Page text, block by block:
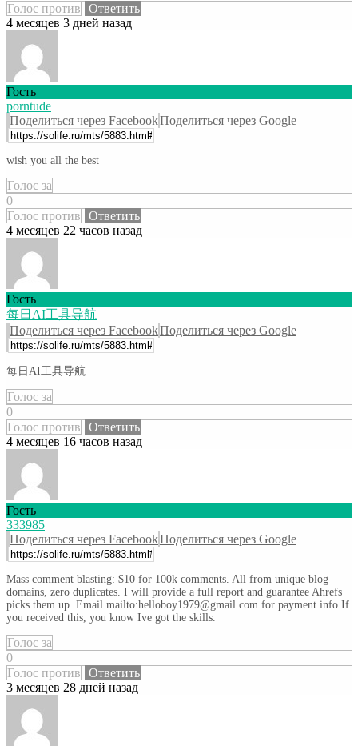
Голос против
Ответить
4 месяцев 3 дней назад
Гость
porntude
Поделиться через FacebookПоделиться через Google
wish you all the best
Голос за
0
Голос против
Ответить
4 месяцев 22 часов назад
Гость
每日AI工具导航
Поделиться через FacebookПоделиться через Google
每日AI工具导航
Голос за
0
Голос против
Ответить
4 месяцев 16 часов назад
Гость
333985
Поделиться через FacebookПоделиться через Google
Mass comment blasting: $10 for 100k comments. All from unique blog
domains, zero duplicates. I will provide a full report and guarantee Ahrefs
picks them up. Email mailto:helloboy1979@gmail.com for payment info.If
you received this, you know Ive got the skills.
Голос за
0
Голос против
Ответить
3 месяцев 28 дней назад